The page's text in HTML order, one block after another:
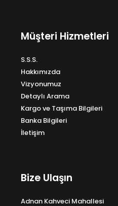
Müşteri Hizmetleri
S.S.S.
Hakkımızda
Vizyonumuz
Detaylı Arama
Kargo ve Taşıma Bilgileri
Banka Bilgileri
İletişim
Bize Ulaşın
Adnan Kahveci Mahallesi